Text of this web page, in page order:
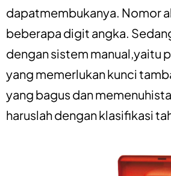
dapatmembukanya. Nomor
beberapa digit angka.
dengan sistem manual,yaitu
yang memerlukan kunci
yang bagus dan
haruslah dengan klasifikasi